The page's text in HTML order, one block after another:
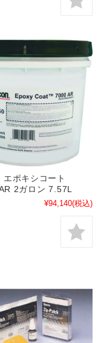
エポキシコート
2ガロン 7.57L
¥94,140(税込)